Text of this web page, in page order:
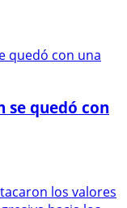
se quedó con